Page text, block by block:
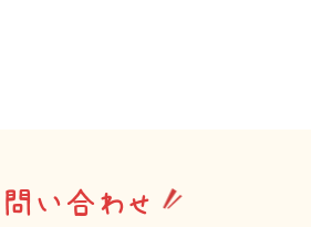
い合わせ